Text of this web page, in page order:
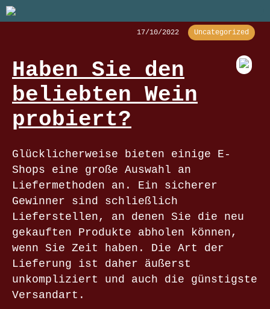
17/10/2022 Uncategorized
Haben Sie den
beliebten Wein
probiert?
Glücklicherweise bieten einige E-
Shops eine große Auswahl an
Liefermethoden an. Ein sicherer
Gewinner sind schließlich
Lieferstellen, an denen Sie die neu
gekauften Produkte abholen können,
wenn Sie Zeit haben. Die Art der
Lieferung ist daher äußerst
unkompliziert und auch die günstigste
Versandart.